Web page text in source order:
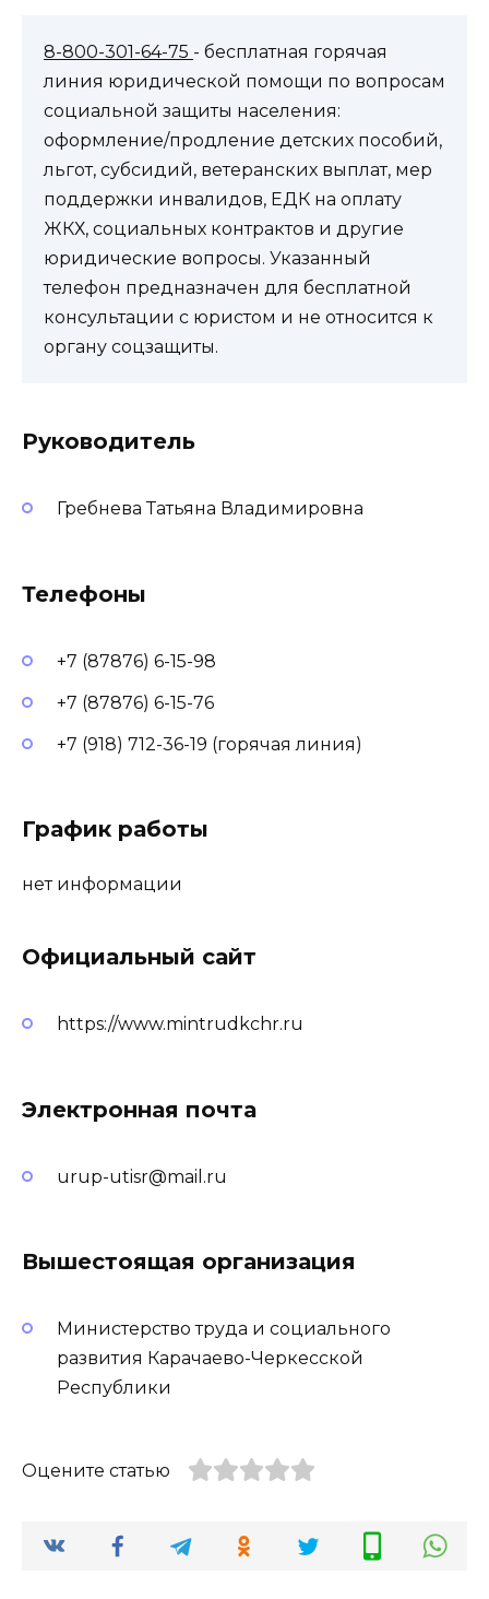
8-800-301-64-75 - бесплатная горячая
линия юридической помощи по вопросам
социальной защиты населения:
оформление/продление детских пособий,
льгот, субсидий, ветеранских выплат, мер
поддержки инвалидов, ЕДК на оплату
ЖКХ, социальных контрактов и другие
юридические вопросы. Указанный
телефон предназначен для бесплатной
консультации с юристом и не относится к
органу соцзащиты.
Руководитель
Гребнева Татьяна Владимировна
Телефоны
+7 (87876) 6-15-98
+7 (87876) 6-15-76
+7 (918) 712-36-19 (горячая линия)
График работы
нет информации
Официальный сайт
https://www.mintrudkchr.ru
Электронная почта
urup-utisr@mail.ru
Вышестоящая организация
Министерство труда и социального
развития Карачаево-Черкесской
Республики
Оцените статью